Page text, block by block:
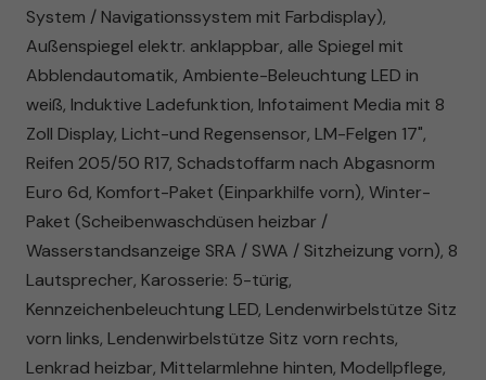
System / Navigationssystem mit Farbdisplay),
Außenspiegel elektr. anklappbar, alle Spiegel mit
Abblendautomatik, Ambiente-Beleuchtung LED in
weiß, Induktive Ladefunktion, Infotaiment Media mit 8
Zoll Display, Licht-und Regensensor, LM-Felgen 17",
Reifen 205/50 R17, Schadstoffarm nach Abgasnorm
Euro 6d, Komfort-Paket (Einparkhilfe vorn), Winter-
Paket (Scheibenwaschdüsen heizbar /
Wasserstandsanzeige SRA / SWA / Sitzheizung vorn), 8
Lautsprecher, Karosserie: 5-türig,
Kennzeichenbeleuchtung LED, Lendenwirbelstütze Sitz
vorn links, Lendenwirbelstütze Sitz vorn rechts,
Lenkrad heizbar, Mittelarmlehne hinten, Modellpflege,